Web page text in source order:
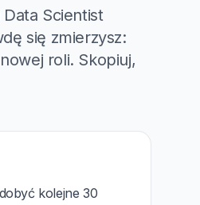
Scientist
się zmierzysz:
roli. Skopiuj,
kolejne 30